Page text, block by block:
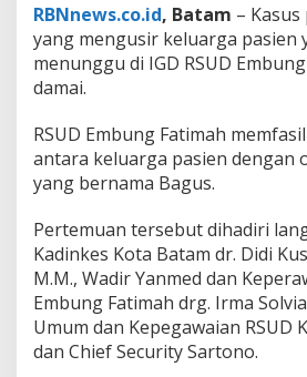
r
g
a
P
i
e
n
,
a
n
a
g
e
m
e
RBNnews.co.id, Batam –
yang mengusir keluarga pasien
menunggu di IGD RSUD
damai.
RSUD Embung Fatimah
antara keluarga pasien dengan
yang bernama Bagus.
Pertemuan tersebut dihadiri
Kadinkes Kota Batam dr. Didi
M.M., Wadir Yanmed dan
Embung Fatimah drg. Irma
Umum dan Kepegawaian RSUD
dan Chief Security Sartono.